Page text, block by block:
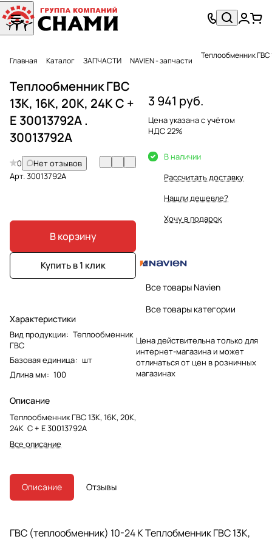
Главная Каталог ЗАПЧАСТИ NAVIEN - запчасти
Теплообменник ГВС
13K, 16K, 20K, 24K C +
Е 30013792A .
30013792A
0
Нет отзывов
Арт.30013792A
В корзину
Купить в 1 клик
Характеристики
Вид продукции: Теплообменник
ГВС
Базовая единица: шт
Длина мм: 100
Описание
Теплообменник ГВС 13K, 16K, 20K,
24K C + Е 30013792A
Все описание
3 941 руб.
Цена указана с учётом
НДС 22%
В наличии
Рассчитать доставку
Нашли дешевле?
Хочу в подарок
Все товары Navien
Все товары категории
Цена действительна только для
интернет-магазина и может
отличаться от цен в розничных
магазинах
Описание Отзывы
ГВС (теплообменник) 10-24 К Теплобменник ГВС 13K,